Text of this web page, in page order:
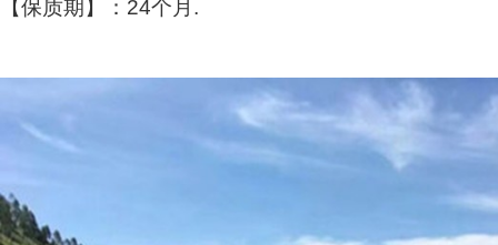
【保质期】：24个月.